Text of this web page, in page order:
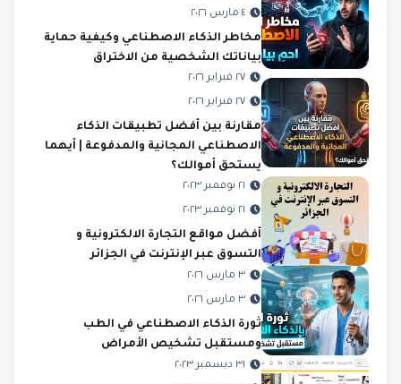
٤ مارس ٢٠٢٦
مخاطر الذكاء الاصطناعي وكيفية حماية
بياناتك الشخصية من الاختراق
٢٧ فبراير ٢٠٢٦
٢٧ فبراير ٢٠٢٦
مقارنة بين أفضل تطبيقات الذكاء
الاصطناعي المجانية والمدفوعة | أيهما
يستحق أموالك؟
٢١ نوفمبر ٢٠٢٣
٢١ نوفمبر ٢٠٢٣
أفضل مواقع التجارة الالكترونية و
التسوق عبر الإنترنت في الجزائر
٣ مارس ٢٠٢٦
٣ مارس ٢٠٢٦
ثورة الذكاء الاصطناعي في الطب
ومستقبل تشخيص الأمراض
٣١ ديسمبر ٢٠٢٣